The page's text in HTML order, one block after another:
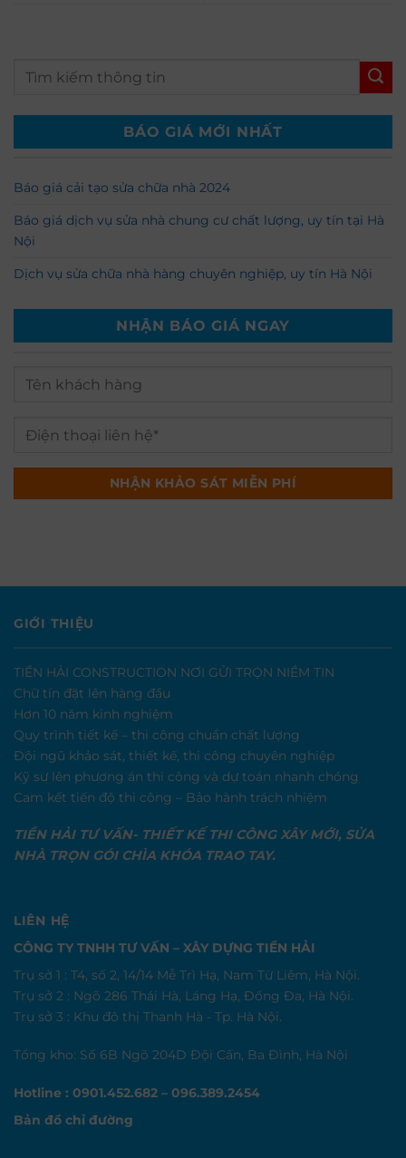
BÁO GIÁ MỚI NHẤT
Báo giá cải tạo sửa chữa nhà 2024
Báo giá dịch vụ sửa nhà chung cư chất lượng, uy tín tại Hà
Nội
Dịch vụ sửa chữa nhà hàng chuyên nghiệp, uy tín Hà Nội
NHẬN BÁO GIÁ NGAY
GIỚI THIỆU
TIỀN HẢI CONSTRUCTION NƠI GỬI TRỌN NIỀM TIN
Chữ tín đặt lên hàng đầu
Hơn 10 năm kinh nghiệm
Quy trình tiết kế – thi công chuẩn chất lượng
Đội ngũ khảo sát, thiết kế, thi công chuyên nghiệp
Kỹ sư lên phương án thi công và dự toán nhanh chóng
Cam kết tiến độ thi công – Bảo hành trách nhiệm
TIỀN HẢI TƯ VẤN- THIẾT KẾ THI CÔNG XÂY MỚI, SỬA
NHÀ TRỌN GÓI CHÌA KHÓA TRAO TAY.
LIÊN HỆ
CÔNG TY TNHH TƯ VẤN – XÂY DỰNG TIỀN HẢI
Trụ sở 1 : T4, số 2, 14/14 Mễ Trì Hạ, Nam Từ Liêm, Hà Nội.
Trụ sở 2 : Ngõ 286 Thái Hà, Láng Hạ, Đống Đa, Hà Nội.
Trụ sở 3 : Khu đô thị Thanh Hà - Tp. Hà Nội.
Tổng kho: Số 6B Ngõ 204D Đội Cấn, Ba Đình, Hà Nội
Hotline : 0901.452.682 – 096.389.2454
Bản đồ chỉ đường